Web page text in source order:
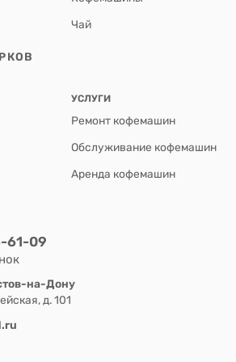
Чай
УСЛУГИ
Ремонт кофемашин
Обслуживание кофемашин
Аренда кофемашин
61-09
на-Дону
д. 101